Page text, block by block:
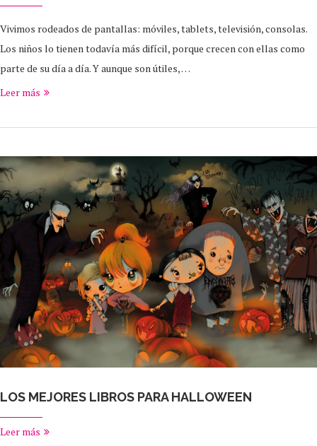
Vivimos rodeados de pantallas: móviles, tablets, televisión, consolas.
Los niños lo tienen todavía más difícil, porque crecen con ellas como
parte de su día a día. Y aunque son útiles, …
Leer más
LOS MEJORES LIBROS PARA HALLOWEEN
Leer más